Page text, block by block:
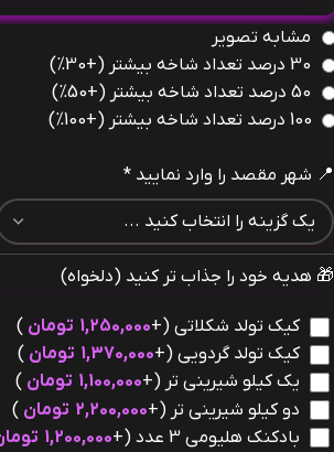
مشابه تصویر
(+30%)
(+50%)
100 درصد تعداد شاخه بیشتر
(+100%)
📍 شهر مقصد را وارد نمایید *
🎁 هدیه خود را جذاب تر کنید (دلخواه)
کیک تولد شکلاتی (+
1,250,000 تومان )
کیک تولد گردویی (+
1,370,000 تومان )
یک کیلو شیرینی تر (+
1,100,000 تومان )
دو کیلو شیرینی تر (+
2,200,000 تومان )
بادکنک هلیومی 3 عدد
(+
1,200,000